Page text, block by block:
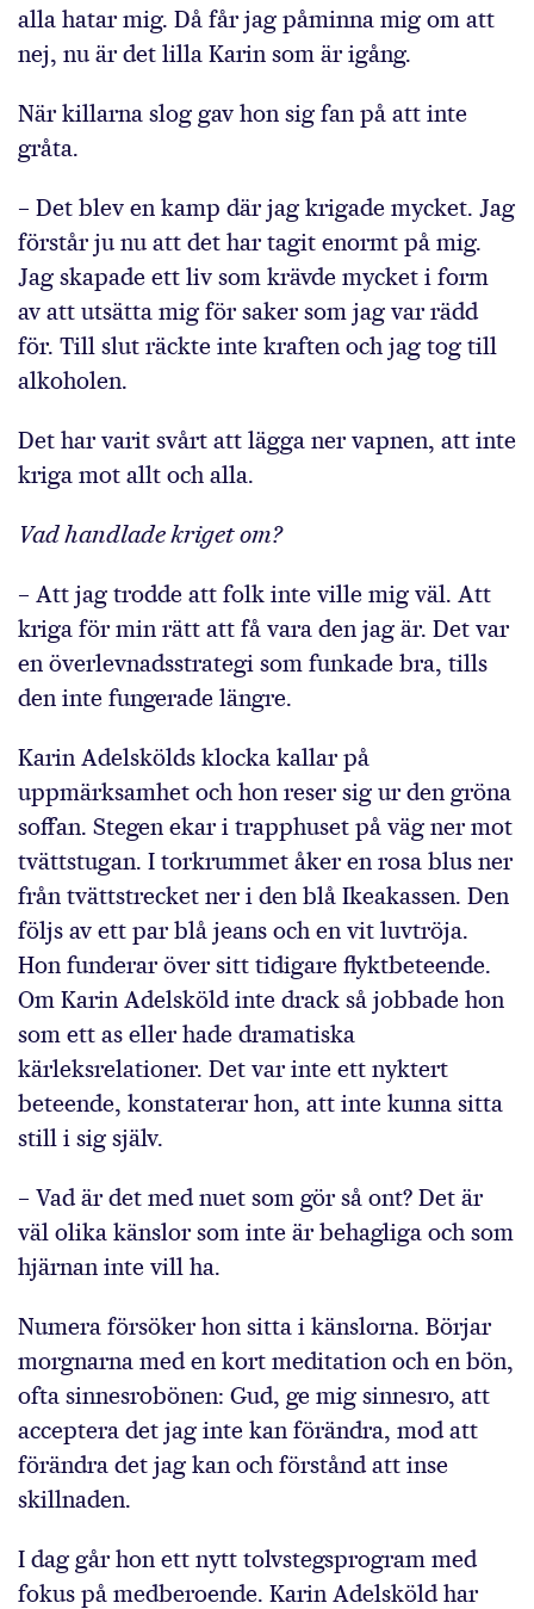
alla hatar mig. Då får jag påminna mig om att
nej, nu är det lilla Karin som är igång.
När killarna slog gav hon sig fan på att inte
gråta.
– Det blev en kamp där jag krigade mycket. Jag
förstår ju nu att det har tagit enormt på mig.
Jag skapade ett liv som krävde mycket i form
av att utsätta mig för saker som jag var rädd
för. Till slut räckte inte kraften och jag tog till
alkoholen.
Det har varit svårt att lägga ner vapnen, att inte
kriga mot allt och alla.
Vad handlade kriget om?
– Att jag trodde att folk inte ville mig väl. Att
kriga för min rätt att få vara den jag är. Det var
en överlevnadsstrategi som funkade bra, tills
den inte fungerade längre.
Karin Adelskölds klocka kallar på
uppmärksamhet och hon reser sig ur den gröna
soffan. Stegen ekar i trapphuset på väg ner mot
tvättstugan. I torkrummet åker en rosa blus ner
från tvättstrecket ner i den blå Ikeakassen. Den
följs av ett par blå jeans och en vit luvtröja.
Hon funderar över sitt tidigare flyktbeteende.
Om Karin Adelsköld inte drack så jobbade hon
som ett as eller hade dramatiska
kärleksrelationer. Det var inte ett nyktert
beteende, konstaterar hon, att inte kunna sitta
still i sig själv.
– Vad är det med nuet som gör så ont? Det är
väl olika känslor som inte är behagliga och som
hjärnan inte vill ha.
Numera försöker hon sitta i känslorna. Börjar
morgnarna med en kort meditation och en bön,
ofta sinnesrobönen: Gud, ge mig sinnesro, att
acceptera det jag inte kan förändra, mod att
förändra det jag kan och förstånd att inse
skillnaden.
I dag går hon ett nytt tolvstegsprogram med
fokus på medberoende. Karin Adelsköld har